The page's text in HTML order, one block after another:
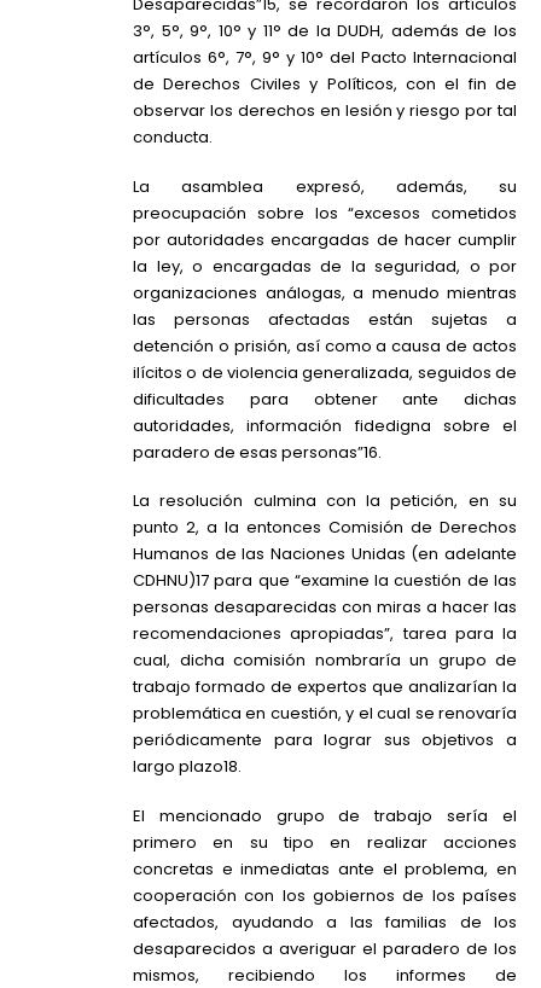
3°, 5°, 9°, 10° y 11° de la DUDH, además de los
artículos 6°, 7°, 9° y 10° del Pacto Internacional
de Derechos Civiles y Políticos, con el fin de
observar los derechos en lesión y riesgo por tal
conducta.
La asamblea expresó, además, su
preocupación sobre los “excesos cometidos
por autoridades encargadas de hacer cumplir
la ley, o encargadas de la seguridad, o por
organizaciones análogas, a menudo mientras
las personas afectadas están sujetas a
detención o prisión, así como a causa de actos
ilícitos o de violencia generalizada, seguidos de
dificultades para obtener ante dichas
autoridades, información fidedigna sobre el
paradero de esas personas”16.
La resolución culmina con la petición, en su
punto 2, a la entonces Comisión de Derechos
Humanos de las Naciones Unidas (en adelante
CDHNU)17 para que “examine la cuestión de las
personas desaparecidas con miras a hacer las
recomendaciones apropiadas”, tarea para la
cual, dicha comisión nombraría un grupo de
trabajo formado de expertos que analizarían la
problemática en cuestión, y el cual se renovaría
periódicamente para lograr sus objetivos a
largo plazo18.
El mencionado grupo de trabajo sería el
primero en su tipo en realizar acciones
concretas e inmediatas ante el problema, en
cooperación con los gobiernos de los países
afectados, ayudando a las familias de los
desaparecidos a averiguar el paradero de los
mismos, recibiendo los informes de